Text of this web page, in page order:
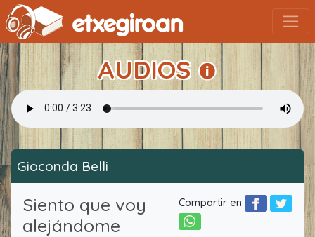
AUDIOS
Gioconda Belli
Compartir en
Siento que voy
alejándome